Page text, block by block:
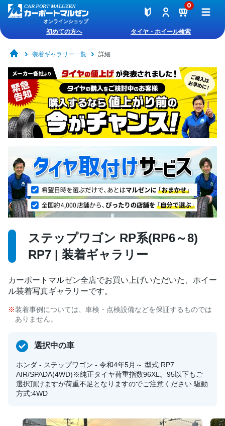
オンラインショップ
0
初めての方へ タイヤ・ホイール検索
装着ギャラリー一覧 詳細
ステップワゴン RP系(RP6～8)
RP7 | 装着ギャラリー
カーポートマルゼン全店でお買い上げいただいた、ホイー
ル装着写真ギャラリーです。
装着事例については、車検・点検設備などを保証するものでは
ありません。
選択中の車
ホンダ - ステップワゴン - 令和4年5月～ 型式:RP7
AIR/SPADA(4WD)※純正タイヤ荷重指数96XL。95以下もご
選択頂けますが荷重不足となりますのでご注意ください 駆動
方式:4WD